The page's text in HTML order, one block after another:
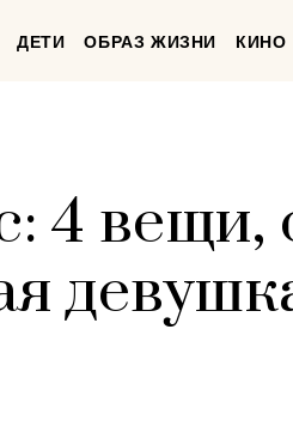
ДЕТИ ОБРАЗ ЖИЗНИ КИНО
4 вещи,